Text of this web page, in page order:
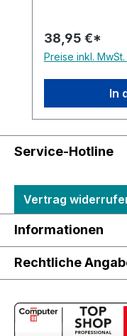
38,95 €*
Preise inkl.
In
Service-Hotline
Vertrag
Informationen
Rechtliche